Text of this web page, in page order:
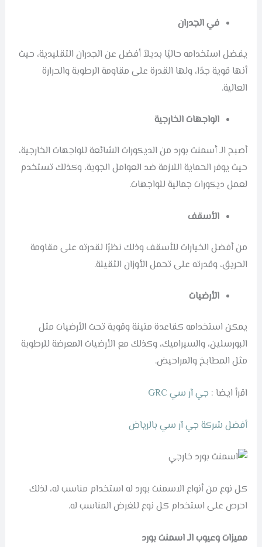
في الجدران
يفضل استخدامه حاليًا بديلاً أفضل عن الجدران التقليدية، حيث
أنها قوية جدًا، ولها القدرة على مقاومة الرطوبة والحرارة
العالية.
الواجهات الخارجية
أصبح الـ أسمنت بورد من الديكورات الشائعة للواجهات الخارجية،
حيث يوفر الحماية اللازمة ضد العوامل الجوية، وكذلك تستخدم
لعمل ديكورات جمالية للواجهات.
الأسقف
من أفضل الخيارات للأسقف وذلك نظرًا لقدرته على مقاومة
الحريق، وقدرته على تحمل الأوزان الثقيلة.
الأرضيات
يمكن استخدامه كقاعدة متينة وقوية تحت الأرضيات مثل
البورسلين، والسيراميك، وكذلك مع الأرضيات المعرضة للرطوبة
مثل المطابخ والمراحيض.
اقرأ ايضا : جي آر سي GRC
أفضل شركة جي آر سي بالرياض
كل نوع من أنواع الاسمنت بورد له استخدام مناسب له، لذلك
احرص على استخدام كل نوع للغرض المناسب له.
مميزات وعيوب الـ اسمنت بورد